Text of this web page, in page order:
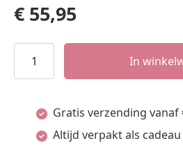
€ 55,95
GLOW
-
Medaillons
In
Gratis verzending vanaf
Altijd verpakt als cadeau